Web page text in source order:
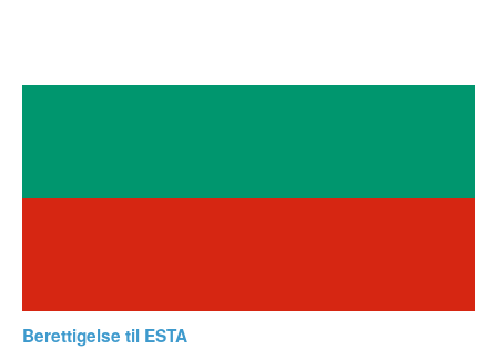
Visumfritagelsesprogrammet
Berettigelse til ESTA